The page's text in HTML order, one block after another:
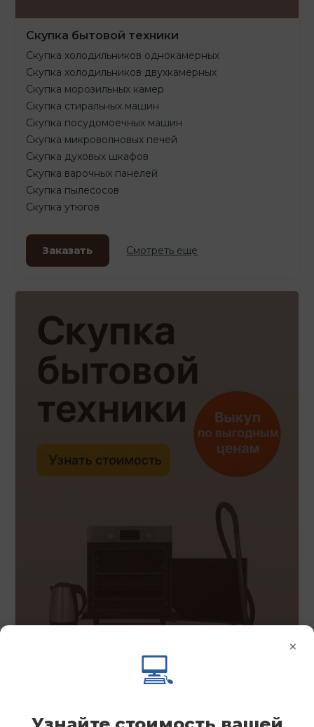
Скупка бытовой техники
Скупка холодильников однокамерных
Скупка холодильников двухкамерных
Скупка морозильных камер
Скупка стиральных машин
Скупка посудомоечных машин
Скупка микроволновых печей
Скупка духовых шкафов
Скупка варочных панелей
Скупка пылесосов
Скупка утюгов
Заказать Смотреть еще
×
💻